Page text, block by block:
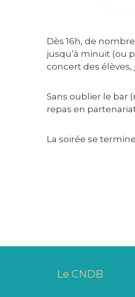
Dès 16h, de
jusqu’à minuit (ou
concert des élèves,
Sans oublier le bar
repas en
La soirée se
Le CNDB